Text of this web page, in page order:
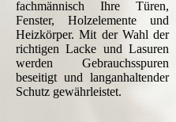
fachmännisch Ihre Türen,
Fenster, Holzelemente und
Heizkörper. Mit der Wahl der
richtigen Lacke und Lasuren
werden Gebrauchsspuren
beseitigt und langanhaltender
Schutz gewährleistet.